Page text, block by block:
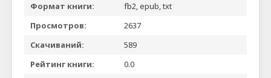
Формат книги:
fb2, epub, txt
Просмотров:
2637
Скачиваний:
589
Рейтинг книги:
0.0